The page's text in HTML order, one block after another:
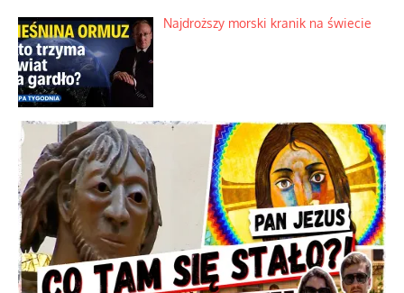
Najdroższy morski kranik na świecie